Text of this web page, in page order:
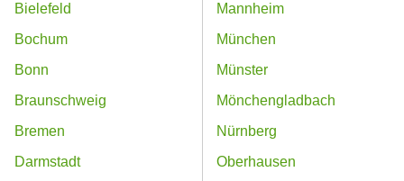
Bielefeld
Bochum
Bonn
Braunschweig
Bremen
Darmstadt
Mannheim
München
Münster
Mönchengladbach
Nürnberg
Oberhausen